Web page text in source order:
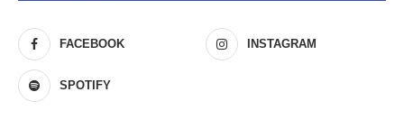
FACEBOOK INSTAGRAM
SPOTIFY